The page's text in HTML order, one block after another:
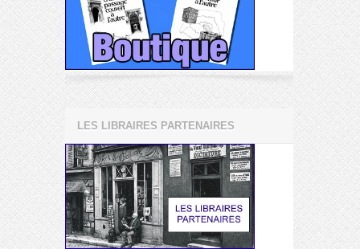
LES LIBRAIRES PARTENAIRES